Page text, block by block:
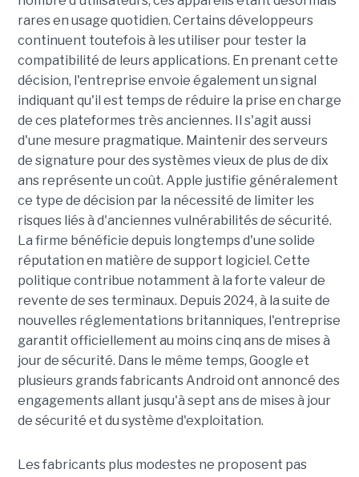
rares en usage quotidien. Certains développeurs
continuent toutefois à les utiliser pour tester la
compatibilité de leurs applications. En prenant cette
décision, l'entreprise envoie également un signal
indiquant qu'il est temps de réduire la prise en charge
de ces plateformes très anciennes. Il s'agit aussi
d'une mesure pragmatique. Maintenir des serveurs
de signature pour des systèmes vieux de plus de dix
ans représente un coût. Apple justifie généralement
ce type de décision par la nécessité de limiter les
risques liés à d'anciennes vulnérabilités de sécurité.
La firme bénéficie depuis longtemps d'une solide
réputation en matière de support logiciel. Cette
politique contribue notamment à la forte valeur de
revente de ses terminaux. Depuis 2024, à la suite de
nouvelles réglementations britanniques, l'entreprise
garantit officiellement au moins cinq ans de mises à
jour de sécurité. Dans le même temps, Google et
plusieurs grands fabricants Android ont annoncé des
engagements allant jusqu'à sept ans de mises à jour
de sécurité et du système d'exploitation.
Les fabricants plus modestes ne proposent pas